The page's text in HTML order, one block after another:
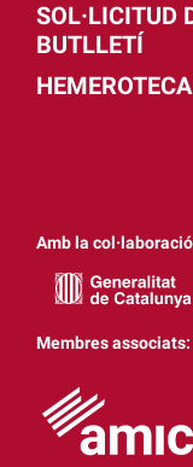
SOL·LICITUD
BUTLLETÍ
HEMEROTECA
Amb la
Membres associats: